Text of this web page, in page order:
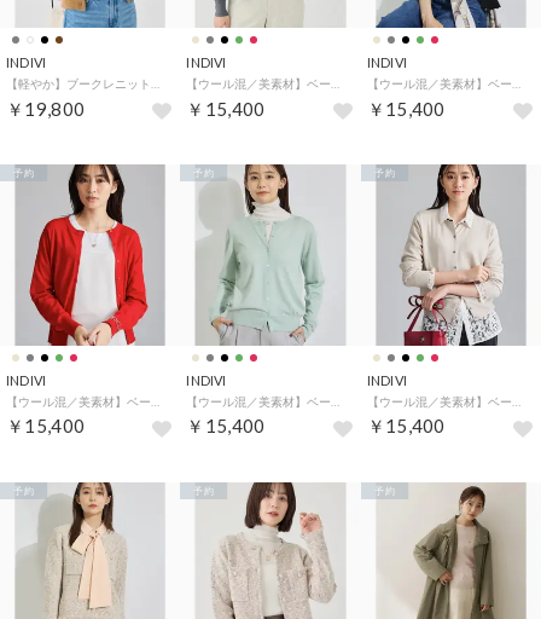
INDIVI
￥19,800
INDIVI
￥15,400
INDIVI
￥15,400
INDIVI
￥15,400
予約
INDIVI
￥15,400
予約
INDIVI
￥15,400
予約
予約 予約 予約